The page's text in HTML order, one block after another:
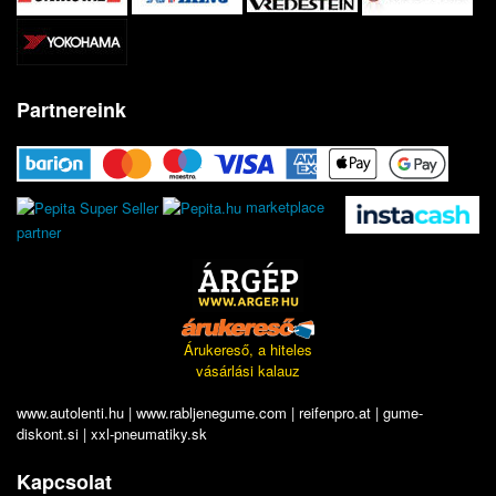
Partnereink
marketplace
partner
Árukereső, a hiteles
vásárlási kalauz
www.autolenti.hu | www.rabljenegume.com | reifenpro.at | gume-
diskont.si | xxl-pneumatiky.sk
Kapcsolat